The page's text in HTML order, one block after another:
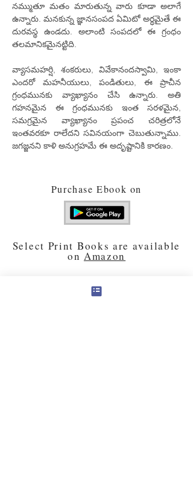
నమ్ముతూ మతం మారుతున్న వారు కూడా అలాగే
ఉన్నారు. మనకున్న జ్ఞానసంపద ఏమిటో అర్ధమైతే ఈ
దురవస్థ ఉండదు. అలాంటి సంపదలో ఈ గ్రంధం
తలమానికమైనట్టిది.
వ్యాసమహర్షి, శంకరులు, వివేకానందస్వామి, ఇంకా
ఎందరో మహనీయులు, పండితులు, ఈ ప్రాచీన
గ్రంధమునకు వ్యాఖ్యానం చేసి ఉన్నారు. అతి
గహనమైన ఈ గ్రంధమునకు ఇంత సరళమైన,
సమగ్రమైన వ్యాఖ్యానం ప్రపంచ చరిత్రలోనే
ఇంతవరకూ రాలేదని సవినయంగా చెబుతున్నాము.
జగజ్జనని కాళి అనుగ్రహమే ఈ అదృష్టానికి కారణం.
Purchase Ebook on
Select Print Books are available
on Amazon